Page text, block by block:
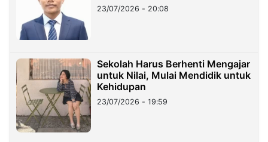
23/07/2026 - 20:08
Sekolah Harus Berhenti Mengajar
untuk Nilai, Mulai Mendidik untuk
Kehidupan
23/07/2026 - 19:59